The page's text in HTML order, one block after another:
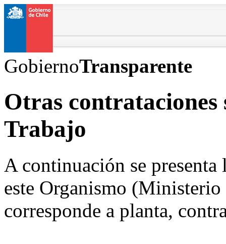
GobiernoTransparente
Otras contrataciones
Trabajo
A continuación se
este Organismo
corresponde a planta,